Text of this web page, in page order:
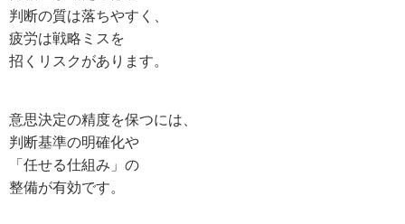
判断の質は落ちやすく、
疲労は戦略ミスを
招くリスクがあります。
意思決定の精度を保つには、
判断基準の明確化や
「任せる仕組み」の
整備が有効です。